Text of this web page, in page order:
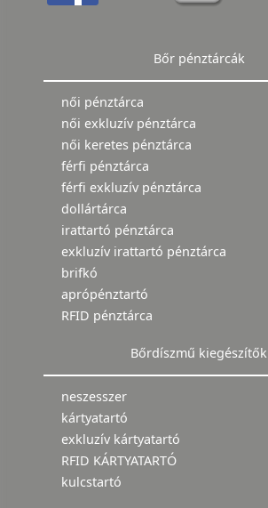
Bőr pénztárcák
női pénztárca
női exkluzív pénztárca
női keretes pénztárca
férfi pénztárca
férfi exkluzív pénztárca
dollártárca
irattartó pénztárca
exkluzív irattartó pénztárca
brifkó
aprópénztartó
RFID pénztárca
Bőrdíszmű kiegészítők
neszesszer
kártyatartó
exkluzív kártyatartó
RFID KÁRTYATARTÓ
kulcstartó